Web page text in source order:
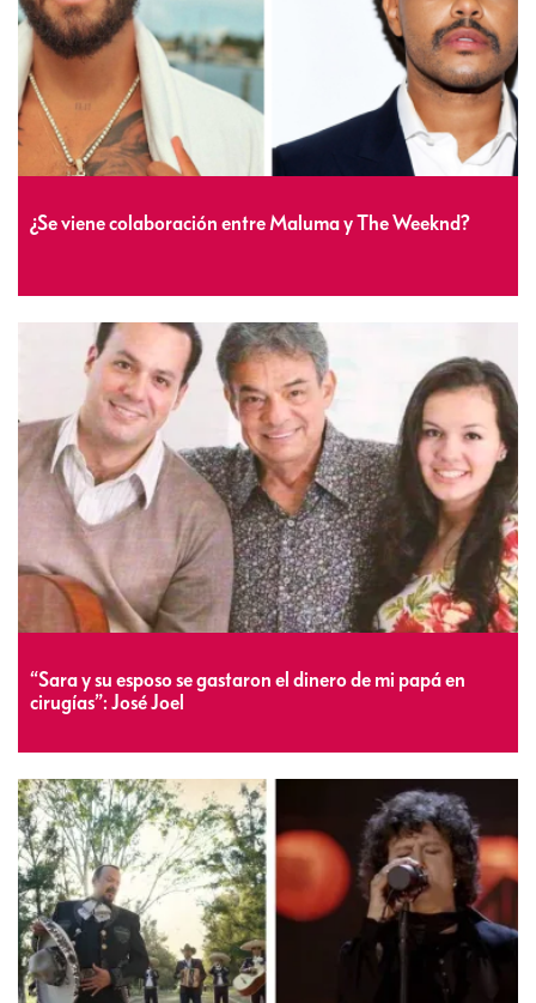
¿Se viene colaboración entre Maluma y The Weeknd?
“Sara y su esposo se gastaron el dinero de mi papá en
cirugías”: José Joel